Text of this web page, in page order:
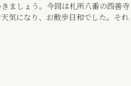
ましょう。今回は札所八番の西善寺
気になり、お散歩日和でした。それ